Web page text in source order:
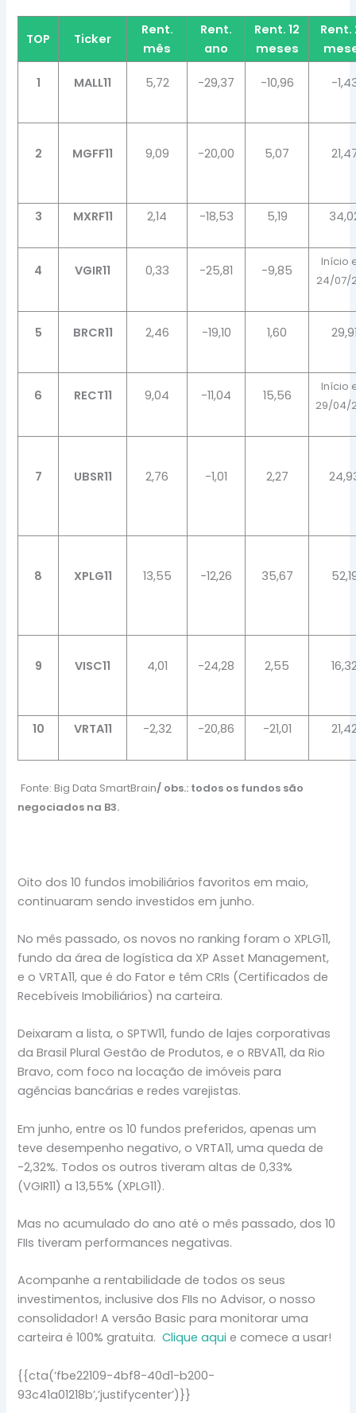
TOP Ticker
Rent.
mês
Rent.
ano
Rent. 12
meses
Rent.
1 MALL11 5,72 -29,37 -10,96 -
2 MGFF11 9,09 -20,00 5,07
3 MXRF11 2,14 -18,53 5,19
4 VGIR11 0,33 -25,81 -9,85
Início
24/07/
5 BRCR11 2,46 -19,10 1,60
6 RECT11 9,04 -11,04 15,56
Início
29/04/
7 UBSR11 2,76 -1,01 2,27
8 XPLG11 13,55 -12,26 35,67
9 VISC11 4,01 -24,28 2,55
10 VRTA11 -2,32 -20,86 -21,01
Fonte: Big Data SmartBrain/ obs.: todos os fundos são
negociados na B3.
Oito dos 10 fundos imobiliários favoritos em maio,
continuaram sendo investidos em junho.
No mês passado, os novos no ranking foram o XPLG11,
fundo da área de logística da XP Asset Management,
e o VRTA11, que é do Fator e têm CRIs (Certificados de
Recebíveis Imobiliários) na carteira.
Deixaram a lista, o SPTW11, fundo de lajes corporativas
da Brasil Plural Gestão de Produtos, e o RBVA11, da Rio
Bravo, com foco na locação de imóveis para
agências bancárias e redes varejistas.
Em junho, entre os 10 fundos preferidos, apenas um
teve desempenho negativo, o VRTA11, uma queda de
-2,32%. Todos os outros tiveram altas de 0,33%
(VGIR11) a 13,55% (XPLG11).
Mas no acumulado do ano até o mês passado, dos 10
FIIs tiveram performances negativas.
Acompanhe a rentabilidade de todos os seus
investimentos, inclusive dos FIIs no Advisor, o nosso
consolidador! A versão Basic para monitorar uma
carteira é 100% gratuita.Clique aqui e comece a usar!
{{cta(‘fbe22109-4bf8-40d1-b200-
93c41a01218b’,’justifycenter’)}}